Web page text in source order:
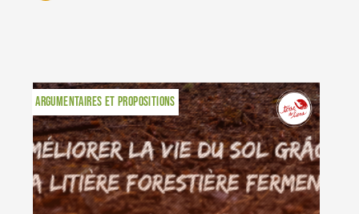
ARGUMENTAIRES ET PROPOSITIONS